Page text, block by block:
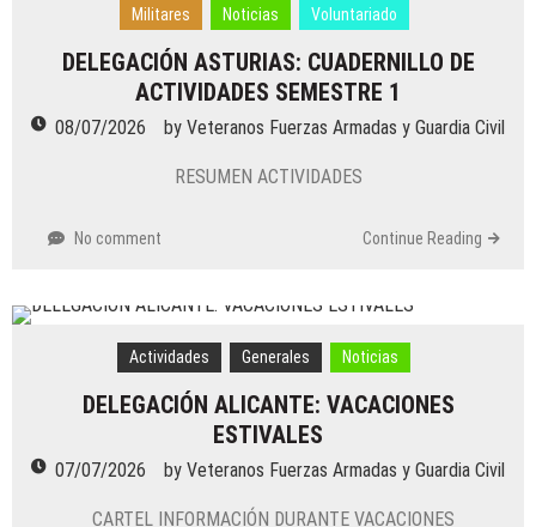
Militares Noticias Voluntariado
DELEGACIÓN ASTURIAS: CUADERNILLO DE
ACTIVIDADES SEMESTRE 1
08/07/2026 by Veteranos Fuerzas Armadas y Guardia Civil
RESUMEN ACTIVIDADES
No comment Continue Reading
Actividades Generales Noticias
DELEGACIÓN ALICANTE: VACACIONES
ESTIVALES
07/07/2026 by Veteranos Fuerzas Armadas y Guardia Civil
CARTEL INFORMACIÓN DURANTE VACACIONES